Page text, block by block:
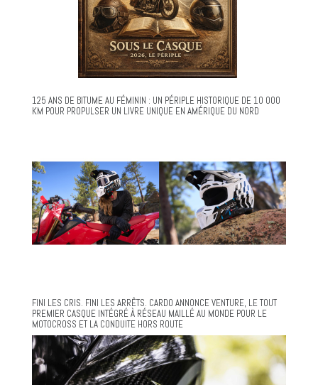
125 ANS DE BITUME AU FÉMININ : UN PÉRIPLE HISTORIQUE DE 10 000
KM POUR PROPULSER UN LIVRE UNIQUE EN AMÉRIQUE DU NORD
FINI LES CRIS. FINI LES ARRÊTS. CARDO ANNONCE VENTURE, LE TOUT
PREMIER CASQUE INTÉGRÉ À RÉSEAU MAILLÉ AU MONDE POUR LE
MOTOCROSS ET LA CONDUITE HORS ROUTE